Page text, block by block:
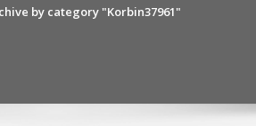
by category "Korbin37961"